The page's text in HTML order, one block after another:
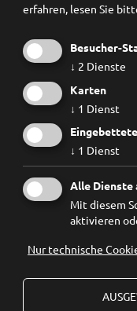
erkenne diese
©
erfahren, lesen Sie
Besucher-
↓ 2 Dienste
Karten
↓ 1 Dienst
↓ 1 Dienst
Alle
Mit diesem
aktivieren
Nur technische